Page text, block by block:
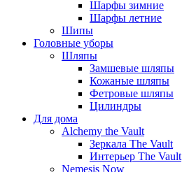
Шарфы зимние
Шарфы летние
Шипы
Головные уборы
Шляпы
Замшевые шляпы
Кожаные шляпы
Фетровые шляпы
Цилиндры
Для дома
Alchemy the Vault
Зеркала The Vault
Интерьер The Vault
Nemesis Now